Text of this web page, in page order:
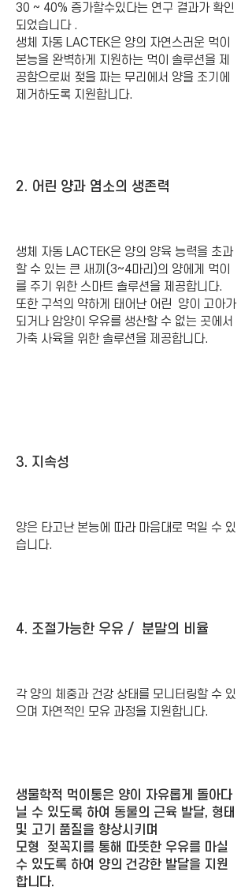
30 ~ 40% 증가할수있다는 연구 결과가 확인
되었습니다 .
생체 자동 LACTEK은 양의 자연스러운 먹이
본능을 완벽하게 지원하는 먹이 솔루션을 제
공함으로써 젖을 짜는 무리에서 양을 조기에
제거하도록 지원합니다.
2. 어린 양과 염소의 생존력
생체 자동 LACTEK은 양의 양육 능력을 초과
할 수 있는 큰 새끼(3~4마리)의 양에게 먹이
를 주기 위한 스마트 솔루션을 제공합니다.
또한 구석의 약하게 태어난 어린 양이 고아가
되거나 암양이 우유를 생산할 수 없는 곳에서
가축 사육을 위한 솔루션을 제공합니다.
3. 지속성
양은 타고난 본능에 따라 마음대로 먹일 수 있
습니다.
4. 조절가능한 우유 / 분말의 비율
각 양의 체중과 건강 상태를 모니터링할 수 있
으며 자연적인 모유 과정을 지원합니다.
생물학적 먹이통은 양이 자유롭게 돌아다
닐 수 있도록 하여 동물의 근육 발달, 형태
및 고기 품질을 향상시키며
모형 젖꼭지를 통해 따뜻한 우유를 마실
수 있도록 하여 양의 건강한 발달을 지원
합니다.